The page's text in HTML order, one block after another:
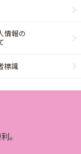
情報の
標識
。